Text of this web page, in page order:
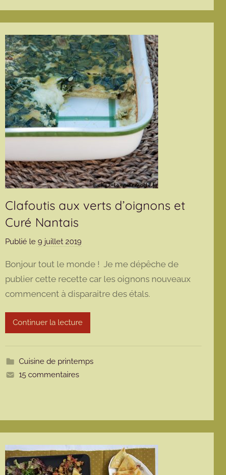
Clafoutis aux verts d’oignons et
Curé Nantais
Publié le 9 juillet 2019p
r
m
a
m
o
t
Bonjour tout le monde ! Je me dépêche de
publier cette recette car les oignons nouveaux
commencent à disparaitre des étals.
Continuer la lecture
Cuisine de printemps
15 commentaires